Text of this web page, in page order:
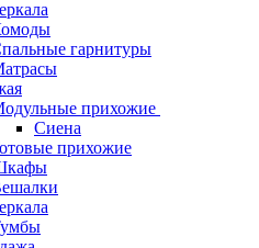
гарнитуры
прихожие
Сиена
прихожие